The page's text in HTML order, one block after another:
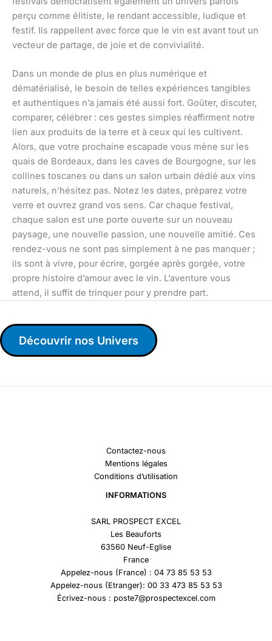
perçu comme élitiste, le rendant accessible, ludique et
festif. Ils rappellent avec force que le vin est avant tout un
vecteur de partage, de joie et de convivialité.
Dans un monde de plus en plus numérique et
dématérialisé, le besoin de telles expériences tangibles
et authentiques n’a jamais été aussi fort. Goûter, discuter,
comparer, célébrer : ces gestes simples réaffirment notre
lien aux produits de la terre et à ceux qui les cultivent.
Alors, que votre prochaine escapade vous mène sur les
quais de Bordeaux, dans les caves de Bourgogne, sur les
collines toscanes ou dans un salon urbain dédié aux vins
naturels, n’hésitez pas. Notez les dates, préparez votre
verre et ouvrez grand vos sens. Car chaque festival,
chaque salon est une porte ouverte sur un nouveau
paysage, une nouvelle passion, une nouvelle amitié. Ces
rendez-vous ne sont pas simplement à ne pas manquer ;
ils sont à vivre, pour écrire, gorgée après gorgée, votre
propre histoire d’amour avec le vin. L’aventure vous
attend, il suffit de trinquer pour y prendre part.
Découvrir nos Univers
Contactez-nous
Mentions légales
Conditions d’utilisation
INFORMATIONS
SARL PROSPECT EXCEL
Les Beauforts
63560 Neuf-Eglise
France
Appelez-nous (France) : 04 73 85 53 53
Appelez-nous (Etranger): 00 33 473 85 53 53
Écrivez-nous : poste7@prospectexcel.com